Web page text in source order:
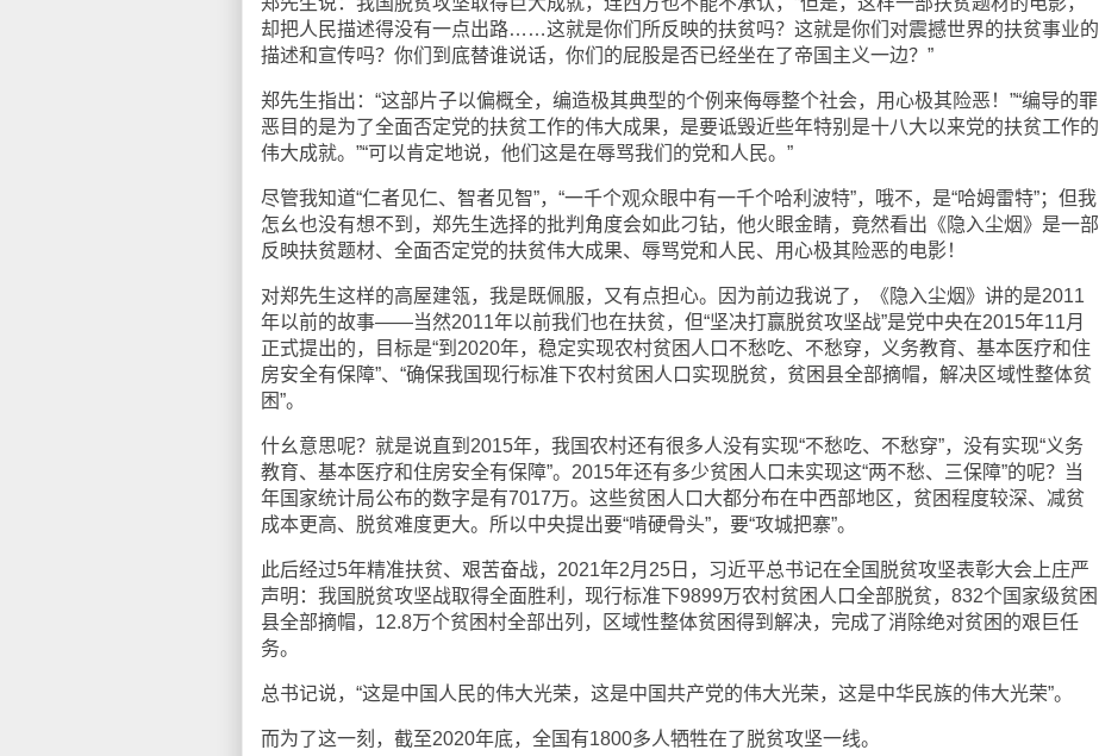
却把人民描述得没有一点出路……这就是你们所反映的扶贫吗？这就是你们对震撼世界的扶贫事业的
描述和宣传吗？你们到底替谁说话，你们的屁股是否已经坐在了帝国主义一边？”
郑先生指出：“这部片子以偏概全，编造极其典型的个例来侮辱整个社会，用心极其险恶！”“编导的罪
恶目的是为了全面否定党的扶贫工作的伟大成果，是要诋毁近些年特别是十八大以来党的扶贫工作的
伟大成就。”“可以肯定地说，他们这是在辱骂我们的党和人民。”
尽管我知道“仁者见仁、智者见智”，“一千个观众眼中有一千个哈利波特”，哦不，是“哈姆雷特”；但我
怎幺也没有想不到，郑先生选择的批判角度会如此刁钻，他火眼金睛，竟然看出《隐入尘烟》是一部
反映扶贫题材、全面否定党的扶贫伟大成果、辱骂党和人民、用心极其险恶的电影！
对郑先生这样的高屋建瓴，我是既佩服，又有点担心。因为前边我说了，《隐入尘烟》讲的是2011
年以前的故事——当然2011年以前我们也在扶贫，但“坚决打赢脱贫攻坚战”是党中央在2015年11月
正式提出的，目标是“到2020年，稳定实现农村贫困人口不愁吃、不愁穿，义务教育、基本医疗和住
房安全有保障”、“确保我国现行标准下农村贫困人口实现脱贫，贫困县全部摘帽，解决区域性整体贫
困”。
什幺意思呢？就是说直到2015年，我国农村还有很多人没有实现“不愁吃、不愁穿”，没有实现“义务
教育、基本医疗和住房安全有保障”。2015年还有多少贫困人口未实现这“两不愁、三保障”的呢？当
年国家统计局公布的数字是有7017万。这些贫困人口大都分布在中西部地区，贫困程度较深、减贫
成本更高、脱贫难度更大。所以中央提出要“啃硬骨头”，要“攻城把寨”。
此后经过5年精准扶贫、艰苦奋战，2021年2月25日，习近平总书记在全国脱贫攻坚表彰大会上庄严
声明：我国脱贫攻坚战取得全面胜利，现行标准下9899万农村贫困人口全部脱贫，832个国家级贫困
县全部摘帽，12.8万个贫困村全部出列，区域性整体贫困得到解决，完成了消除绝对贫困的艰巨任
务。
总书记说，“这是中国人民的伟大光荣，这是中国共产党的伟大光荣，这是中华民族的伟大光荣”。
而为了这一刻，截至2020年底，全国有1800多人牺牲在了脱贫攻坚一线。